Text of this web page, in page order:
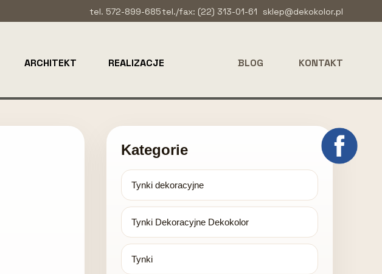
KONTAKT
BLOG
REALIZACJE
ARCHITEKT
sklep@dekokolor.pl
tel./fax: (22) 313-01-61
tel. 572-899-685
Kategorie
Tynki dekoracyjne
Tynki Dekoracyjne Dekokolor
Tynki